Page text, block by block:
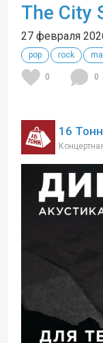
The City
27 февраля
pop rock
0 0
16 Тонн